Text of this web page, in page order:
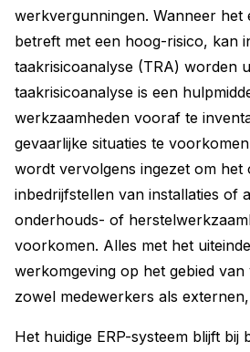
werkvergunningen. Wanneer het
betreft met een hoog-risico, kan
taakrisicoanalyse (TRA) worden
taakrisicoanalyse is een
werkzaamheden vooraf te
gevaarlijke situaties te
wordt vervolgens ingezet om het
inbedrijfstellen van installaties of
onderhouds- of
voorkomen. Alles met het
werkomgeving op het gebied van
zowel medewerkers als
Het huidige ERP-systeem blijft bij